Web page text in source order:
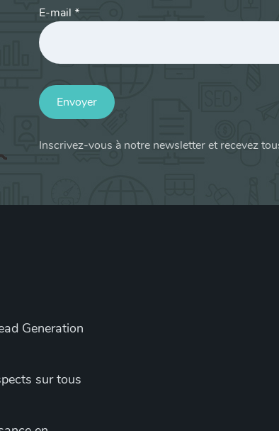
E-mail *
Envoyer
Inscrivez-vous à notre newsletter et recevez
Generation
sur tous